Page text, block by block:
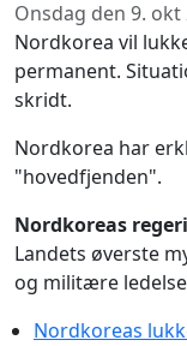
Onsdag den 9. okt
Nordkorea vil
permanent.
skridt.
Nordkorea har
"hovedfjenden".
Nordkoreas
Landets øverste
og militære
Nordkoreas